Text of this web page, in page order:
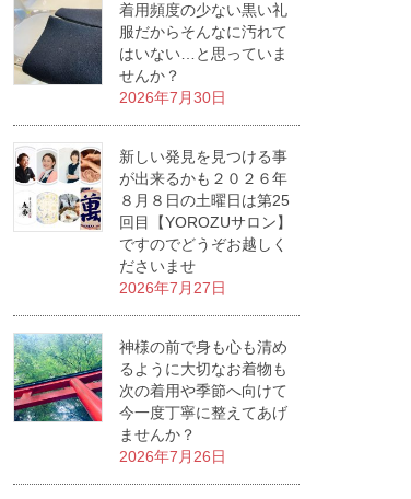
着用頻度の少ない黒い礼
服だからそんなに汚れて
はいない…と思っていま
せんか？
2026年7月30日
新しい発見を見つける事
が出来るかも２０２６年
８月８日の土曜日は第25
回目【YOROZUサロン】
ですのでどうぞお越しく
ださいませ
2026年7月27日
神様の前で身も心も清め
るように大切なお着物も
次の着用や季節へ向けて
今一度丁寧に整えてあげ
ませんか？
2026年7月26日